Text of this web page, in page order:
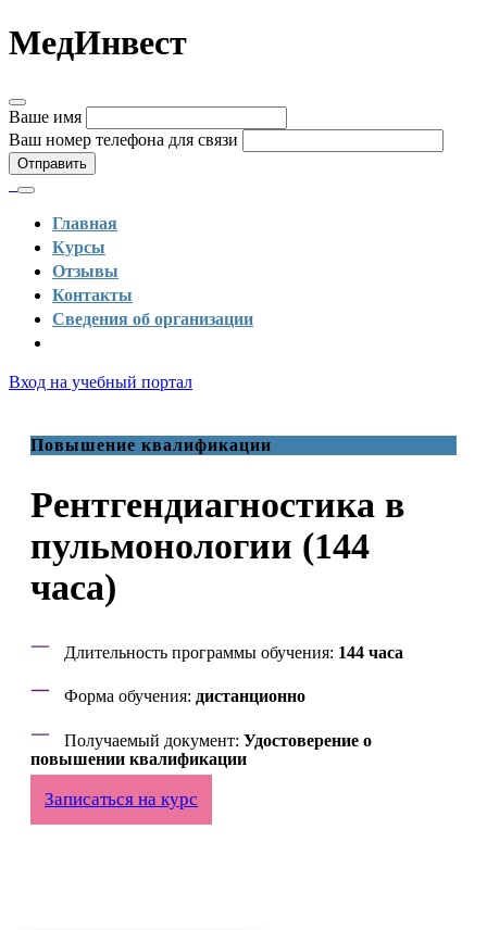
МедИнвест
Ваше имя
Ваш номер телефона для связи
Отправить
Главная
Курсы
Отзывы
Контакты
Сведения об организации
Вход на учебный портал
Повышение квалификации
Рентгендиагностика в
пульмонологии (144
часа)
Длительность программы обучения: 144 часа
Форма обучения: дистанционно
Получаемый документ: Удостоверение о
повышении квалификации
Записаться на курс